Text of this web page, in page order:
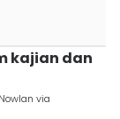
kajian dan
via